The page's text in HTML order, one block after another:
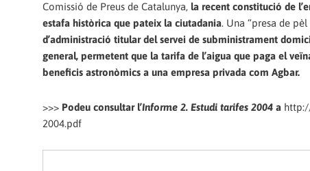
Comissió de Preus de Catalunya, la recent constitució de
estafa històrica que pateix la ciutadania. Una “presa de
d’administració titular del servei de subministrament
general, permetent que la tarifa de l’aigua que paga el
beneficis astronòmics a una empresa privada com Agbar.
>>> Podeu consultar l’Informe 2. Estudi tarifes 2004 a
2004.pdf